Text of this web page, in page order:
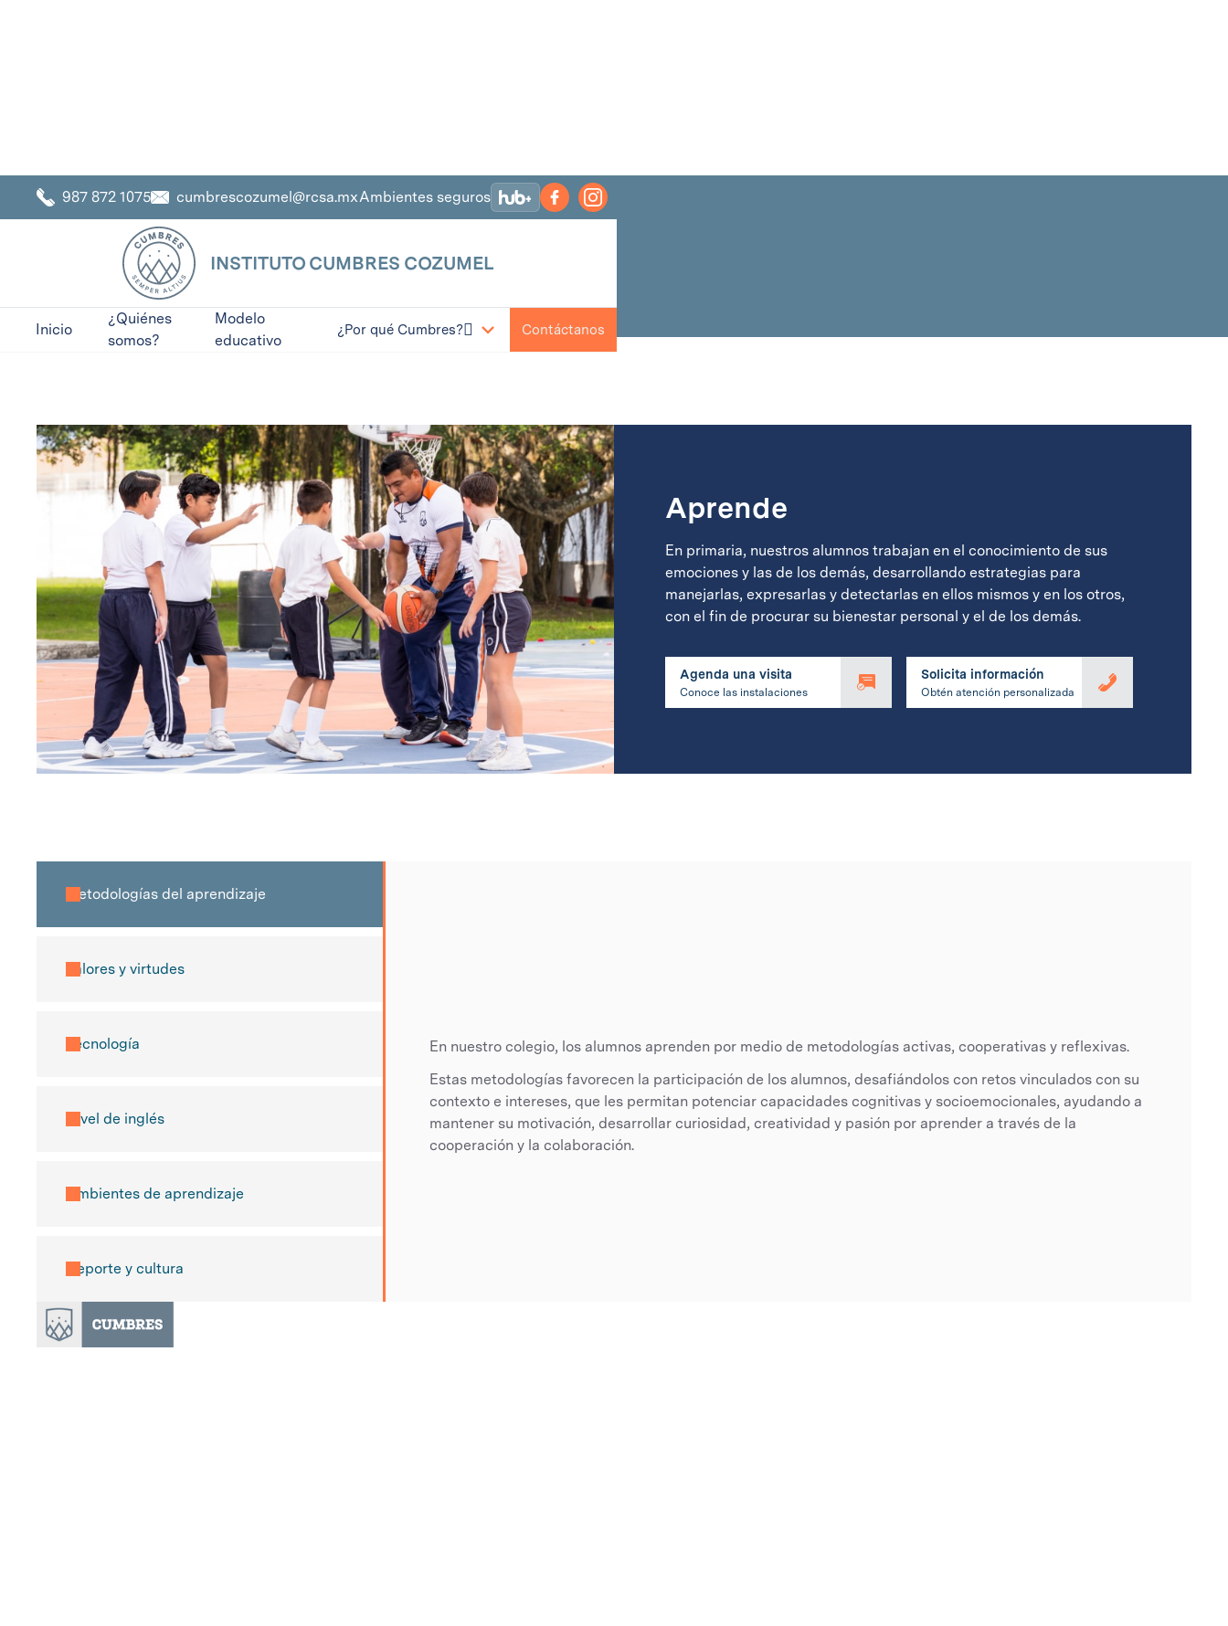
987 872 1075 cumbrescozumel@rcsa.mxAmbientes seguros
INSTITUTO CUMBRES COZUMEL
Inicio
¿Quiénes
somos?
Modelo
educativo
¿Por qué Cumbres? Contáctanos
PRIMARIA
INSTITUTO CUMBRES COZUMEL
Aprende
En primaria, nuestros alumnos trabajan en el conocimiento de sus
emociones y las de los demás, desarrollando estrategias para
manejarlas, expresarlas y detectarlas en ellos mismos y en los otros,
con el fin de procurar su bienestar personal y el de los demás.
Agenda una visita
Conoce las instalaciones
Solicita información
Obtén atención personalizada
Metodologías del aprendizaje
Valores y virtudes
Tecnología
Nivel de inglés
Ambientes de aprendizaje
Deporte y cultura
En nuestro colegio, los alumnos aprenden por medio de metodologías activas, cooperativas y reflexivas.
Estas metodologías favorecen la participación de los alumnos, desafiándolos con retos vinculados con su
contexto e intereses, que les permitan potenciar capacidades cognitivas y socioemocionales, ayudando a
mantener su motivación, desarrollar curiosidad, creatividad y pasión por aprender a través de la
cooperación y la colaboración.